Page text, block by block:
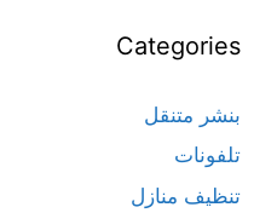
Categories
بنشر متنقل
تلفونات
تنظيف منازل